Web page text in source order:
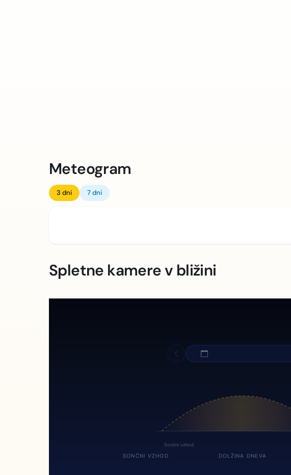
Meteogram
3 dni 7 dni
Spletne kamere v bližini
Sončni vzhod
SONČNI VZHOD DOLŽINA DNEVA